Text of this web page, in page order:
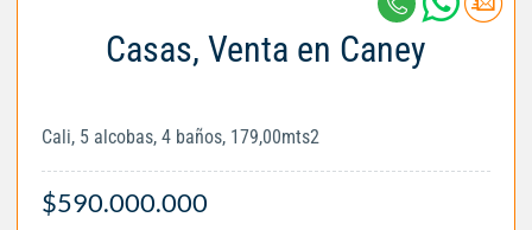
Casas, Venta en Caney
Cali, 5 alcobas, 4 baños, 179,00mts2
$590.000.000